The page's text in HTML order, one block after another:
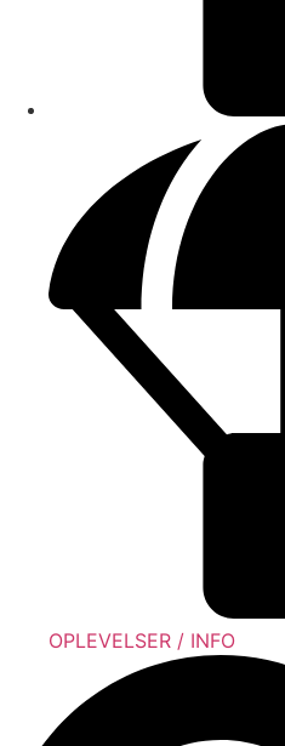
OPLEVELSER / INFO